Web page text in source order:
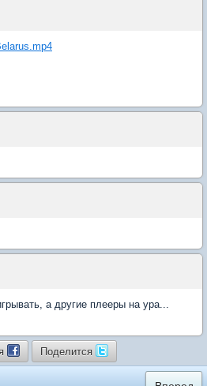
а другие плееры на ура...
Поделится